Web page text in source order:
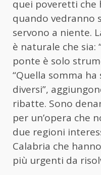
quei poveretti
quando vedranno
servono a niente.
è naturale che sia:
ponte è solo
“Quella somma
diversi”,
ribatte. Sono
per un’opera che
due regioni
Calabria che
più urgenti da